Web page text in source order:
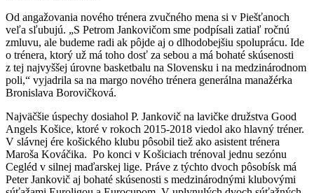
Od angažovania nového trénera zvučného mena si v Piešťanoch
veľa sľubujú. „S Petrom Jankovičom sme podpísali zatiaľ ročnú
zmluvu, ale budeme radi ak pôjde aj o dlhodobejšiu spoluprácu. Ide
o trénera, ktorý už má toho dosť za sebou a má bohaté skúsenosti
z tej najvyššej úrovne basketbalu na Slovensku i na medzinárodnom
poli,“ vyjadrila sa na margo nového trénera generálna manažérka
Bronislava Borovičková.
Najväčšie úspechy dosiahol P. Jankovič na lavičke družstva Good
Angels Košice, ktoré v rokoch 2015-2018 viedol ako hlavný tréner.
V slávnej ére košického klubu pôsobil tiež ako asistent trénera
Maroša Kováčika. Po konci v Košiciach trénoval jednu sezónu
Cegléd v silnej maďarskej lige. Práve z týchto dvoch pôsobísk má
Peter Jankovič aj bohaté skúsenosti s medzinárodnými klubovými